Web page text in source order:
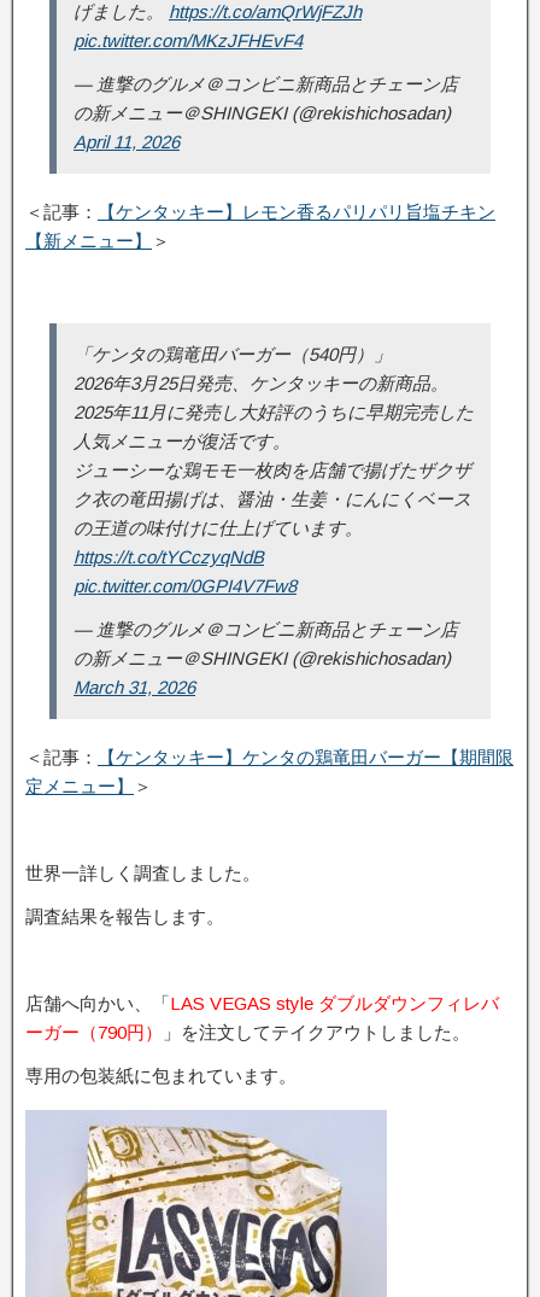
げました。 https://t.co/amQrWjFZJh
pic.twitter.com/MKzJFHEvF4
— 進撃のグルメ＠コンビニ新商品とチェーン店
の新メニュー＠SHINGEKI (@rekishichosadan)
April 11, 2026
＜記事：
【ケンタッキー】レモン香るパリパリ旨塩チキン
【新メニュー】
＞
「ケンタの鶏竜田バーガー（540円）」
2026年3月25日発売、ケンタッキーの新商品。
2025年11月に発売し大好評のうちに早期完売した
人気メニューが復活です。
ジューシーな鶏モモ一枚肉を店舗で揚げたザクザ
ク衣の竜田揚げは、醤油・生姜・にんにくベース
の王道の味付けに仕上げています。
https://t.co/tYCczyqNdB
pic.twitter.com/0GPI4V7Fw8
— 進撃のグルメ＠コンビニ新商品とチェーン店
の新メニュー＠SHINGEKI (@rekishichosadan)
March 31, 2026
＜記事：
【ケンタッキー】ケンタの鶏竜田バーガー【期間限
定メニュー】
＞
世界一詳しく調査しました。
調査結果を報告します。
店舗へ向かい、「LAS VEGAS style ダブルダウンフィレバ
ーガー（790円）
」を注文してテイクアウトしました。
専用の包装紙に包まれています。